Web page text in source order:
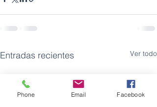
Entradas recientes Ver todo
Phone Email Facebook